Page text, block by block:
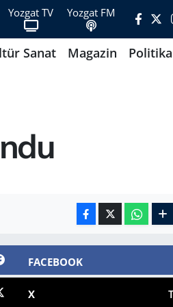
Yozgat TV Yozgat FM
Sanat Magazin
Politika
FACEBOOK
X